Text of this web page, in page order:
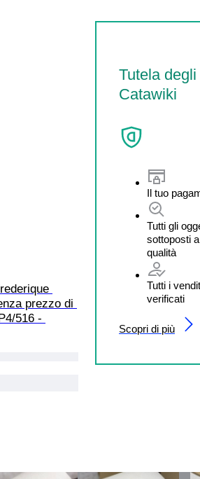
prezzo di
516 -
Tutela
Catawiki
Il tuo
Tutti gli
sottoposti
qualità
Tutti i
verificati
Scopri di più